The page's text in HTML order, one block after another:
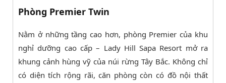
Phòng Premier Twin
Nằm ở những tầng cao hơn, phòng Premier của khu
nghỉ dưỡng cao cấp – Lady Hill Sapa Resort mở ra
khung cảnh hùng vỹ của núi rừng Tây Bắc. Không chỉ
có diện tích rộng rãi, căn phòng còn có đồ nội thất